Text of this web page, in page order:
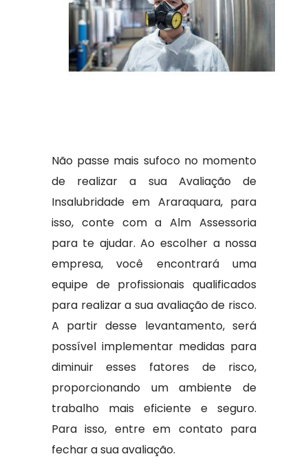
Não passe mais sufoco no momento
de realizar a sua Avaliação de
Insalubridade em Araraquara, para
isso, conte com a Alm Assessoria
para te ajudar. Ao escolher a nossa
empresa, você encontrará uma
equipe de profissionais qualificados
para realizar a sua avaliação de risco.
A partir desse levantamento, será
possível implementar medidas para
diminuir esses fatores de risco,
proporcionando um ambiente de
trabalho mais eficiente e seguro.
Para isso, entre em contato para
fechar a sua avaliação.